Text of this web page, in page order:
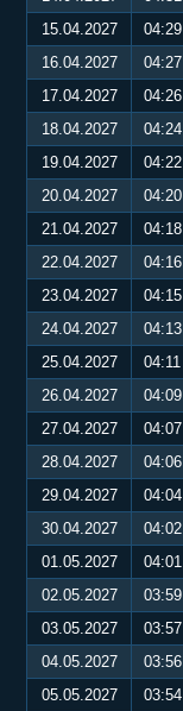
15.04.2027
04:29
16.04.2027
04:27
17.04.2027
04:26
18.04.2027
04:24
19.04.2027
04:22
20.04.2027
04:20
21.04.2027
04:18
22.04.2027
04:16
23.04.2027
04:15
24.04.2027
04:13
25.04.2027
04:11
26.04.2027
04:09
27.04.2027
04:07
28.04.2027
04:06
29.04.2027
04:04
30.04.2027
04:02
01.05.2027
04:01
02.05.2027
03:59
03.05.2027
03:57
04.05.2027
03:56
05.05.2027
03:54